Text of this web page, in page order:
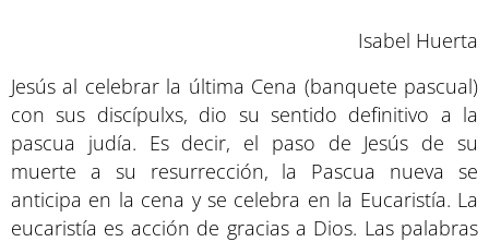
Isabel Huerta
Jesús al celebrar la última Cena (banquete pascual)
con sus discípulxs, dio su sentido definitivo a la
pascua judía. Es decir, el paso de Jesús de su
muerte a su resurrección, la Pascua nueva se
anticipa en la cena y se celebra en la Eucaristía. La
eucaristía es acción de gracias a Dios. Las palabras